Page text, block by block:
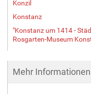
Konzil
Konstanz
"Konstanz um 1414 -
Rosgarten-Museum
Mehr